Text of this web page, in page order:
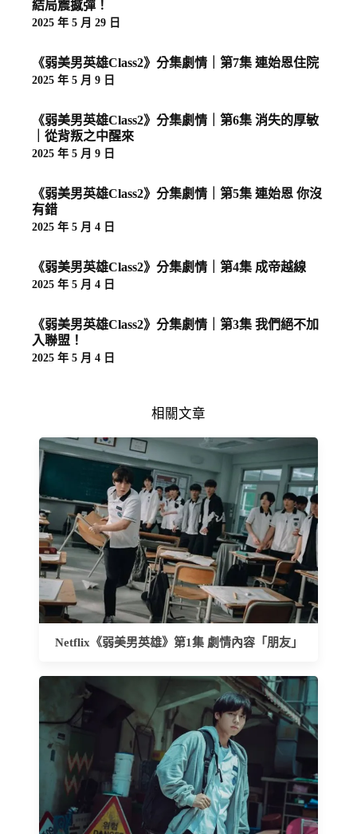
結局震撼彈！
2025 年 5 月 29 日
《弱美男英雄Class2》分集劇情｜第7集 連始恩住院
2025 年 5 月 9 日
《弱美男英雄Class2》分集劇情｜第6集 消失的厚敏
｜從背叛之中醒來
2025 年 5 月 9 日
《弱美男英雄Class2》分集劇情｜第5集 連始恩 你沒
有錯
2025 年 5 月 4 日
《弱美男英雄Class2》分集劇情｜第4集 成帝越線
2025 年 5 月 4 日
《弱美男英雄Class2》分集劇情｜第3集 我們絕不加
入聯盟！
2025 年 5 月 4 日
相關文章
Netflix《弱美男英雄》第1集 劇情內容「朋友」